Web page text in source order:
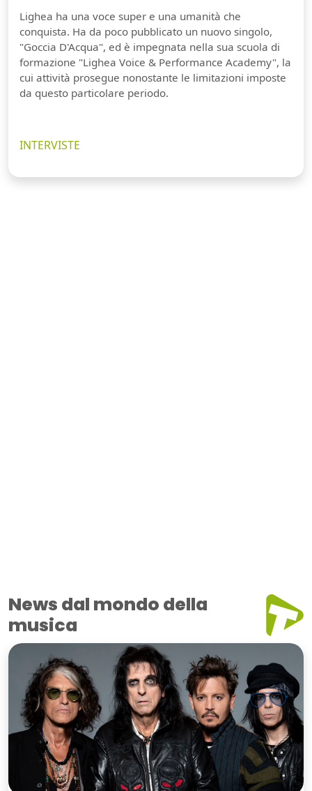
Lighea ha una voce super e una umanità che
conquista. Ha da poco pubblicato un nuovo singolo,
"Goccia D'Acqua", ed è impegnata nella sua scuola di
formazione "Lighea Voice & Performance Academy", la
cui attività prosegue nonostante le limitazioni imposte
da questo particolare periodo.
INTERVISTE
News dal mondo della
musica